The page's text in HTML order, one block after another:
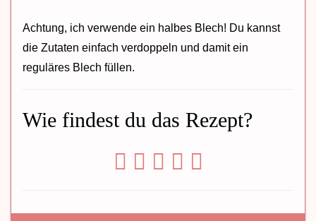
Achtung, ich verwende ein halbes Blech! Du kannst
die Zutaten einfach verdoppeln und damit ein
reguläres Blech füllen.
Wie findest du das Rezept?